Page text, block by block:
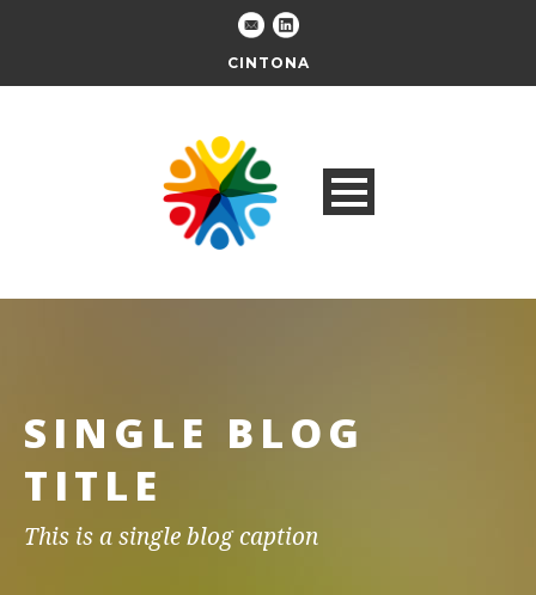
CINTONA
SINGLE BLOG
TITLE
This is a single blog caption